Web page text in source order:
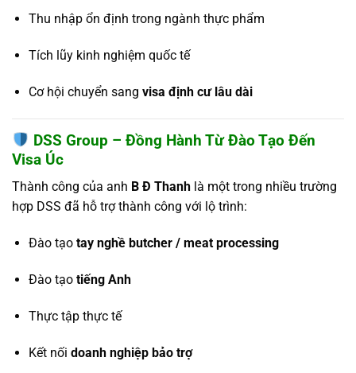
Thu nhập ổn định trong ngành thực phẩm
Tích lũy kinh nghiệm quốc tế
Cơ hội chuyển sang visa định cư lâu dài
DSS Group – Đồng Hành Từ Đào Tạo Đến
Visa Úc
Thành công của anh B Đ Thanh là một trong nhiều trường
hợp DSS đã hỗ trợ thành công với lộ trình:
Đào tạo tay nghề butcher / meat processing
Đào tạo tiếng Anh
Thực tập thực tế
Kết nối doanh nghiệp bảo trợ